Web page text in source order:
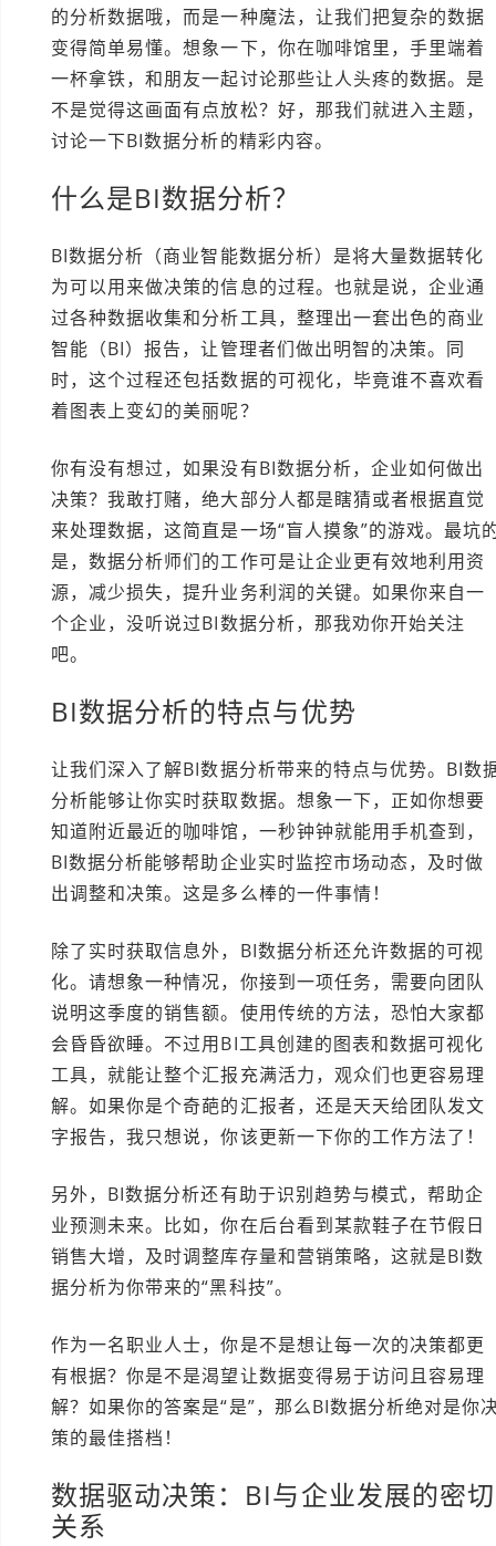
的分析数据哦，而是一种魔法，让我们把复杂的数据
变得简单易懂。想象一下，你在咖啡馆里，手里端着
一杯拿铁，和朋友一起讨论那些让人头疼的数据。是
不是觉得这画面有点放松？好，那我们就进入主题，
讨论一下BI数据分析的精彩内容。
什么是BI数据分析？
BI数据分析（商业智能数据分析）是将大量数据转化
为可以用来做决策的信息的过程。也就是说，企业通
过各种数据收集和分析工具，整理出一套出色的商业
智能（BI）报告，让管理者们做出明智的决策。同
时，这个过程还包括数据的可视化，毕竟谁不喜欢看
着图表上变幻的美丽呢？
你有没有想过，如果没有BI数据分析，企业如何做出
决策？我敢打赌，绝大部分人都是瞎猜或者根据直觉
来处理数据，这简直是一场“盲人摸象”的游戏。最坑
是，数据分析师们的工作可是让企业更有效地利用资
源，减少损失，提升业务利润的关键。如果你来自一
个企业，没听说过BI数据分析，那我劝你开始关注
吧。
BI数据分析的特点与优势
让我们深入了解BI数据分析带来的特点与优势。BI数
分析能够让你实时获取数据。想象一下，正如你想要
知道附近最近的咖啡馆，一秒钟钟就能用手机查到，
BI数据分析能够帮助企业实时监控市场动态，及时做
出调整和决策。这是多么棒的一件事情！
除了实时获取信息外，BI数据分析还允许数据的可视
化。请想象一种情况，你接到一项任务，需要向团队
说明这季度的销售额。使用传统的方法，恐怕大家都
会昏昏欲睡。不过用BI工具创建的图表和数据可视化
工具，就能让整个汇报充满活力，观众们也更容易理
解。如果你是个奇葩的汇报者，还是天天给团队发文
字报告，我只想说，你该更新一下你的工作方法了！
另外，BI数据分析还有助于识别趋势与模式，帮助企
业预测未来。比如，你在后台看到某款鞋子在节假日
销售大增，及时调整库存量和营销策略，这就是BI数
据分析为你带来的“黑科技”。
作为一名职业人士，你是不是想让每一次的决策都更
有根据？你是不是渴望让数据变得易于访问且容易理
解？如果你的答案是“是”，那么BI数据分析绝对是你
策的最佳搭档！
数据驱动决策：BI与企业发展的密切
关系